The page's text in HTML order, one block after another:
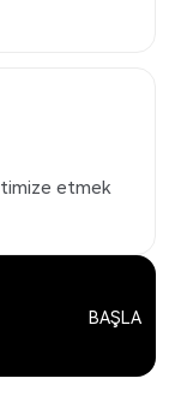
etmek
BAŞLA